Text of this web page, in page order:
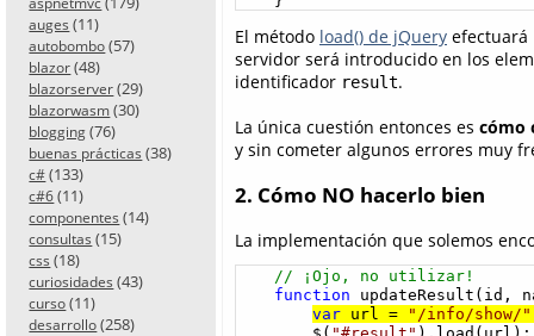
auges (11)
autobombo (57)
blazor (48)
blazorserver (29)
blazorwasm (30)
blogging (76)
buenas prácticas (38)
c# (133)
c#6 (11)
componentes (14)
consultas (15)
css (18)
curiosidades (43)
curso (11)
desarrollo (258)
El método load() de jQuery efectuará
servidor será introducido en los
identificador result.
La única cuestión entonces es cómo
y sin cometer algunos errores muy
2. Cómo NO hacerlo bien
La implementación que solemos
// ¡Ojo, no utilizar!
function updateResult(id,
var url = "/info/show/"